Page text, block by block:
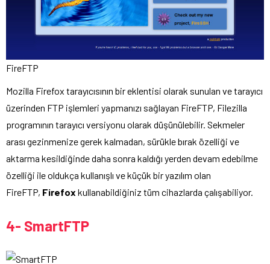
FireFTP
Mozilla Firefox tarayıcısının bir eklentisi olarak sunulan ve tarayıcı
üzerinden FTP işlemleri yapmanızı sağlayan FireFTP, Filezilla
programının tarayıcı versiyonu olarak düşünülebilir. Sekmeler
arası gezinmenize gerek kalmadan, sürükle bırak özelliği ve
aktarma kesildiğinde daha sonra kaldığı yerden devam edebilme
özelliği ile oldukça kullanışlı ve küçük bir yazılım olan
FireFTP, Firefox kullanabildiğiniz tüm cihazlarda çalışabiliyor.
4- SmartFTP